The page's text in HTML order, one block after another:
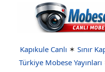
Kapıkule Canlı ✶ Sınır
Türkiye Mobese Yayınları